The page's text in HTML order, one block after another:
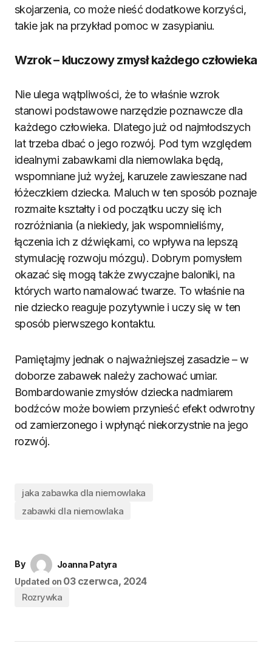
skojarzenia, co może nieść dodatkowe korzyści,
takie jak na przykład pomoc w zasypianiu.
Wzrok – kluczowy zmysł każdego człowieka
Nie ulega wątpliwości, że to właśnie wzrok
stanowi podstawowe narzędzie poznawcze dla
każdego człowieka. Dlatego już od najmłodszych
lat trzeba dbać o jego rozwój. Pod tym względem
idealnymi zabawkami dla niemowlaka będą,
wspomniane już wyżej, karuzele zawieszane nad
łóżeczkiem dziecka. Maluch w ten sposób poznaje
rozmaite kształty i od początku uczy się ich
rozróżniania (a niekiedy, jak wspomnieliśmy,
łączenia ich z dźwiękami, co wpływa na lepszą
stymulację rozwoju mózgu). Dobrym pomysłem
okazać się mogą także zwyczajne baloniki, na
których warto namalować twarze. To właśnie na
nie dziecko reaguje pozytywnie i uczy się w ten
sposób pierwszego kontaktu.
Pamiętajmy jednak o najważniejszej zasadzie – w
doborze zabawek należy zachować umiar.
Bombardowanie zmysłów dziecka nadmiarem
bodźców może bowiem przynieść efekt odwrotny
od zamierzonego i wpłynąć niekorzystnie na jego
rozwój.
jaka zabawka dla niemowlaka
zabawki dla niemowlaka
By
Joanna Patyra
Updated on 03 czerwca, 2024
Rozrywka